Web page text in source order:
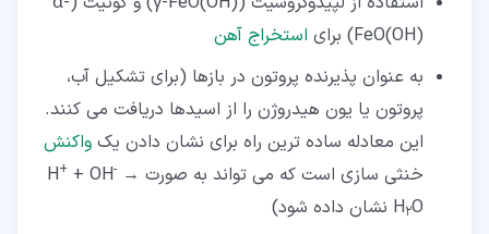
FeO(OH)) برای
استخراج آهن
به عنوان پذیرنده پروتون در بازها (برای تشکیل آب،
پروتون یا یون هیدروژن را از اسیدها دریافت می کنند.
این معادله ساده ترین راه برای نشان دادن یک واکنش
خنثی سازی است که می تواند به صورت H
+ + OH- →
H2O نشان داده شود)